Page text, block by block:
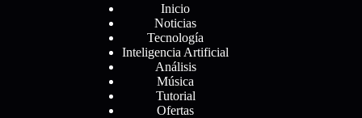
Inicio
Noticias
Tecnología
Inteligencia Artificial
Análisis
Música
Tutorial
Ofertas